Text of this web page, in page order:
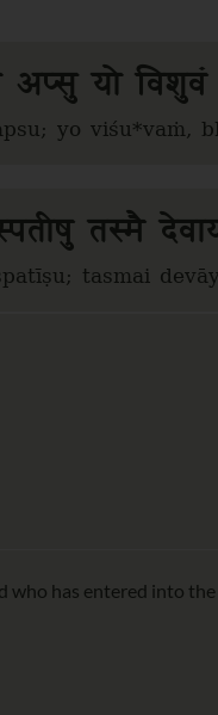
अप्सु यो
yo viśu*vaṁ,
तस्मै
tasmai
who has entered into